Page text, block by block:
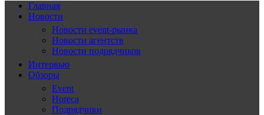
Главная
Новости
Новости event-рынка
Новости агентств
Новости подрядчиков
Интервью
Обзоры
Event
Horeca
Подрядчики